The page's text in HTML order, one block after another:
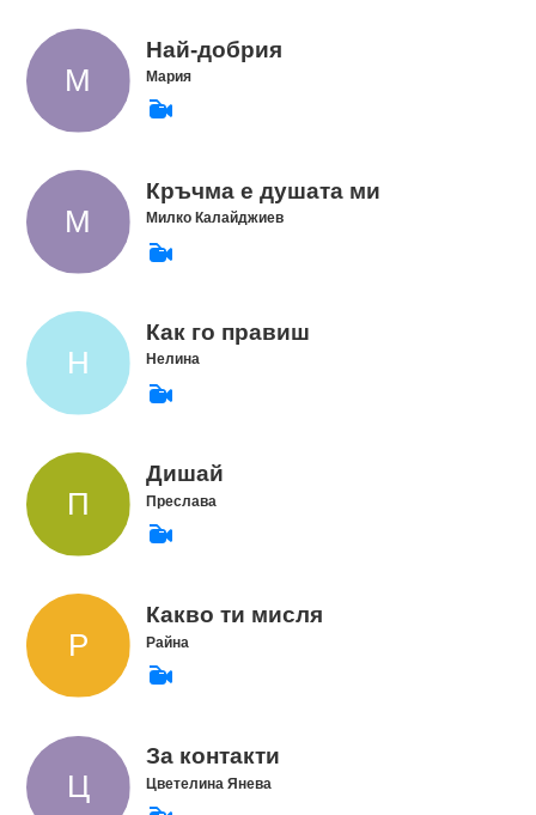
Най-добрия
Мария
Кръчма е душата ми
Милко Калайджиев
Как го правиш
Нелина
Дишай
Преслава
Какво ти мисля
Райна
За контакти
Цветелина Янева